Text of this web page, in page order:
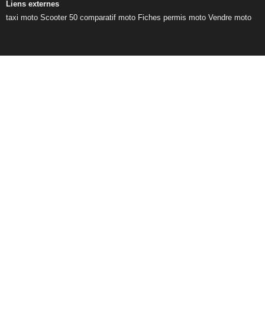
Liens externes
taxi moto Scooter 50 comparatif moto Fiches permis moto Vendre moto